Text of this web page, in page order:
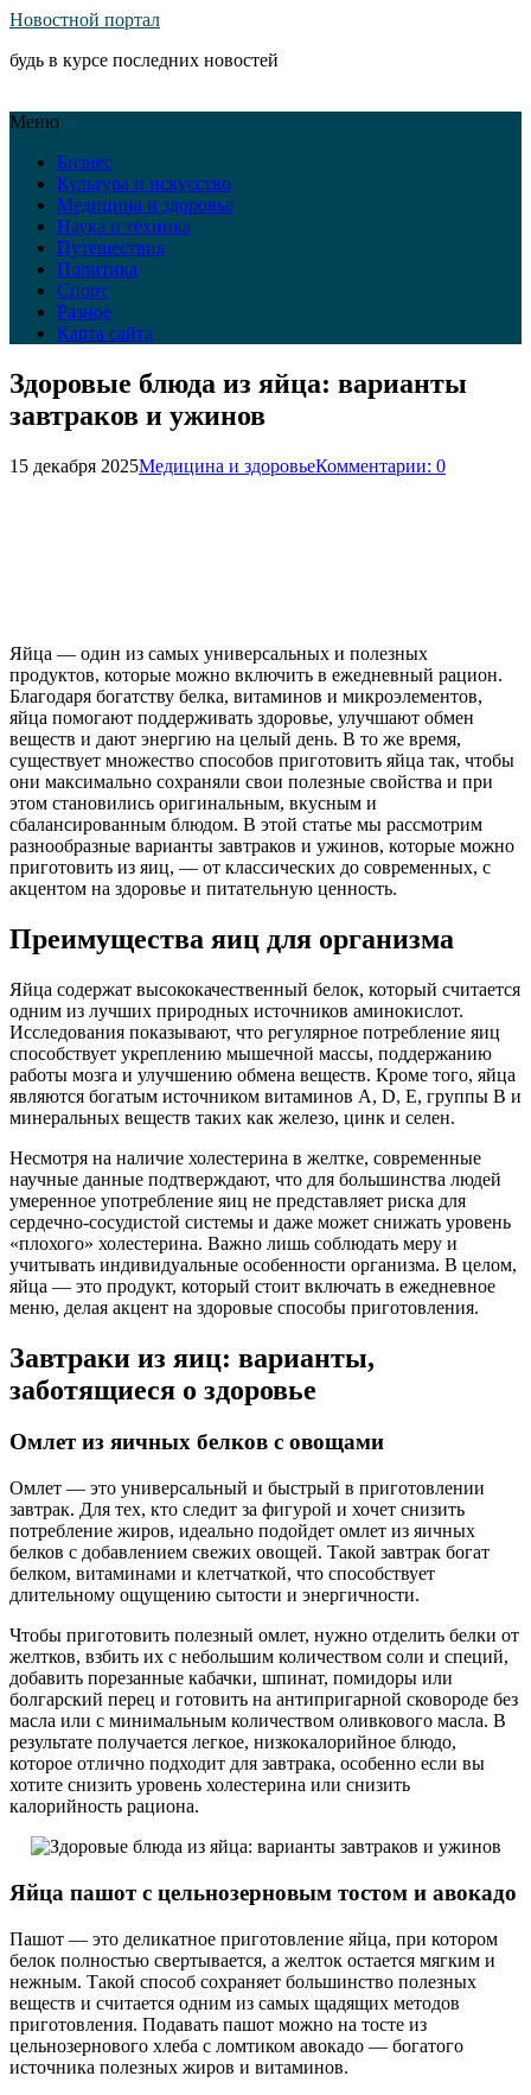
Новостной портал
будь в курсе последних новостей
Меню
Бизнес
Культура и искусство
Медицина и здоровье
Наука и техника
Путешествия
Политика
Спорт
Разное
Карта сайта
Здоровые блюда из яйца: варианты
завтраков и ужинов
15 декабря 2025Медицина и здоровьеКомментарии: 0
Яйца — один из самых универсальных и полезных
продуктов, которые можно включить в ежедневный рацион.
Благодаря богатству белка, витаминов и микроэлементов,
яйца помогают поддерживать здоровье, улучшают обмен
веществ и дают энергию на целый день. В то же время,
существует множество способов приготовить яйца так, чтобы
они максимально сохраняли свои полезные свойства и при
этом становились оригинальным, вкусным и
сбалансированным блюдом. В этой статье мы рассмотрим
разнообразные варианты завтраков и ужинов, которые можно
приготовить из яиц, — от классических до современных, с
акцентом на здоровье и питательную ценность.
Преимущества яиц для организма
Яйца содержат высококачественный белок, который считается
одним из лучших природных источников аминокислот.
Исследования показывают, что регулярное потребление яиц
способствует укреплению мышечной массы, поддержанию
работы мозга и улучшению обмена веществ. Кроме того, яйца
являются богатым источником витаминов A, D, E, группы B и
минеральных веществ таких как железо, цинк и селен.
Несмотря на наличие холестерина в желтке, современные
научные данные подтверждают, что для большинства людей
умеренное употребление яиц не представляет риска для
сердечно-сосудистой системы и даже может снижать уровень
«плохого» холестерина. Важно лишь соблюдать меру и
учитывать индивидуальные особенности организма. В целом,
яйца — это продукт, который стоит включать в ежедневное
меню, делая акцент на здоровые способы приготовления.
Завтраки из яиц: варианты,
заботящиеся о здоровье
Омлет из яичных белков с овощами
Омлет — это универсальный и быстрый в приготовлении
завтрак. Для тех, кто следит за фигурой и хочет снизить
потребление жиров, идеально подойдет омлет из яичных
белков с добавлением свежих овощей. Такой завтрак богат
белком, витаминами и клетчаткой, что способствует
длительному ощущению сытости и энергичности.
Чтобы приготовить полезный омлет, нужно отделить белки от
желтков, взбить их с небольшим количеством соли и специй,
добавить порезанные кабачки, шпинат, помидоры или
болгарский перец и готовить на антипригарной сковороде без
масла или с минимальным количеством оливкового масла. В
результате получается легкое, низкокалорийное блюдо,
которое отлично подходит для завтрака, особенно если вы
хотите снизить уровень холестерина или снизить
калорийность рациона.
Яйца пашот с цельнозерновым тостом и авокадо
Пашот — это деликатное приготовление яйца, при котором
белок полностью свертывается, а желток остается мягким и
нежным. Такой способ сохраняет большинство полезных
веществ и считается одним из самых щадящих методов
приготовления. Подавать пашот можно на тосте из
цельнозернового хлеба с ломтиком авокадо — богатого
источника полезных жиров и витаминов.